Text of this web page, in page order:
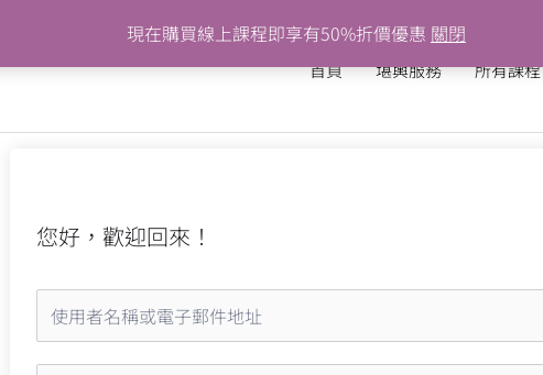
現在購買線上課程即享有50%折價優惠 關閉
首頁 堪輿服務 所有課程
您好，歡迎回來！